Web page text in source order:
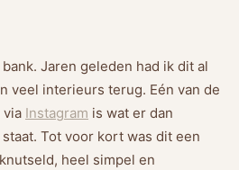
Jaren geleden had ik dit al
veel interieurs terug. Eén van de
via Instagram is wat er dan
Tot voor kort was dit een
heel simpel en